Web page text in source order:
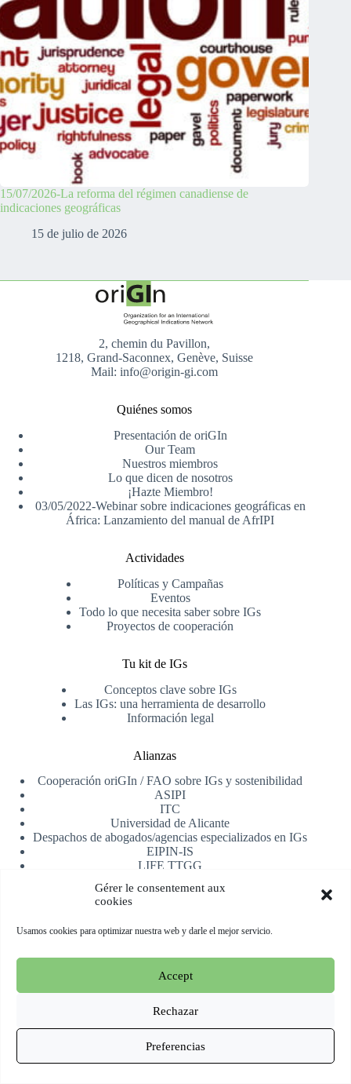
Gérer le consentement aux
cookies
Usamos cookies para optimizar nuestra web y darle el mejor servicio.
Accept
Rechazar
Preferencias
15/07/2026-La reforma del régimen canadiense de
indicaciones geográficas
15 de julio de 2026
2, chemin du Pavillon,
1218, Grand-Saconnex, Genève, Suisse
Mail: info@origin-gi.com
Quiénes somos
Presentación de oriGIn
Our Team
Nuestros miembros
Lo que dicen de nosotros
¡Hazte Miembro!
03/05/2022-Webinar sobre indicaciones geográficas en
África: Lanzamiento del manual de AfrIPI
Actividades
Políticas y Campañas
Eventos
Todo lo que necesita saber sobre IGs
Proyectos de cooperación
Tu kit de IGs
Conceptos clave sobre IGs
Las IGs: una herramienta de desarrollo
Información legal
Alianzas
Cooperación oriGIn / FAO sobre IGs y sostenibilidad
ASIPI
ITC
Universidad de Alicante
Despachos de abogados/agencias especializados en IGs
EIPIN-IS
LIFE TTGG
Registrarse
Copyright © 2026 oriGIn | Organization for an International
Geographical Indications Network -Web alojada y manejada